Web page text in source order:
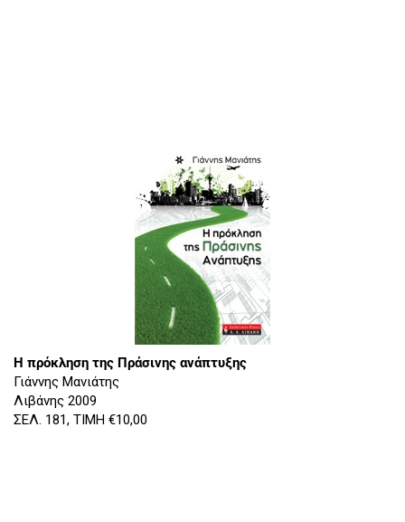
Η πρόκληση της Πράσινης ανάπτυξης
Γιάννης Μανιάτης
Λιβάνης 2009
ΣΕΛ. 181, ΤΙΜΗ €10,00